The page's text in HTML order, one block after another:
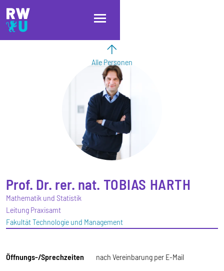
Direkt zum Inhalt
Direkt zur Hauptnavigation
Direkt zum Fußbereich
Alle Personen
Prof. Dr. rer. nat. TOBIAS HARTH
Mathematik und Statistik
Leitung Praxisamt
Fakultät Technologie und Management
Öffnungs-/Sprechzeiten nach Vereinbarung per E-Mail